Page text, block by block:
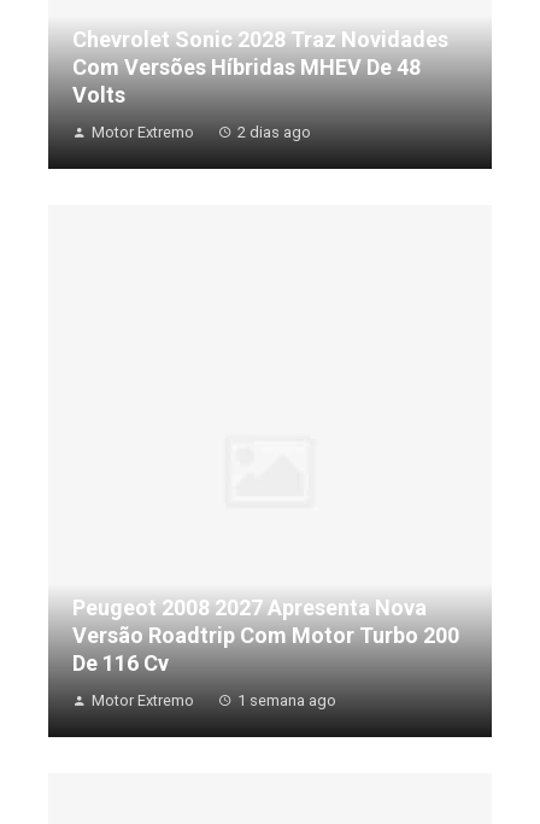
Chevrolet Sonic 2028 Traz Novidades
Com Versões Híbridas MHEV De 48
Volts
Motor Extremo 2 dias ago
Peugeot 2008 2027 Apresenta Nova
Versão Roadtrip Com Motor Turbo 200
De 116 Cv
Motor Extremo 1 semana ago